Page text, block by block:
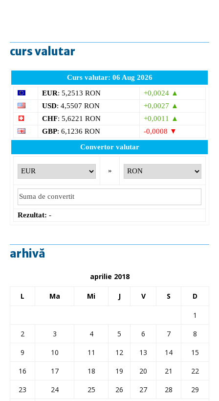
curs valutar
Curs valutar: 06 Aug 2026
EUR: 5,2513 RON
+0,0024 ▲
USD: 4,5507 RON
+0,0027 ▲
CHF: 5,6221 RON
+0,0011 ▲
GBP: 6,1236 RON
-0,0008 ▼
Convertor valutar
»
Rezultat: -
arhivă
aprilie 2018
L Ma Mi J V S D
1
2
3 4 5 6 7
8
9
10 11 12 13 14
15
16
17 18 19 20 21
22
23
24 25 26 27 28
29